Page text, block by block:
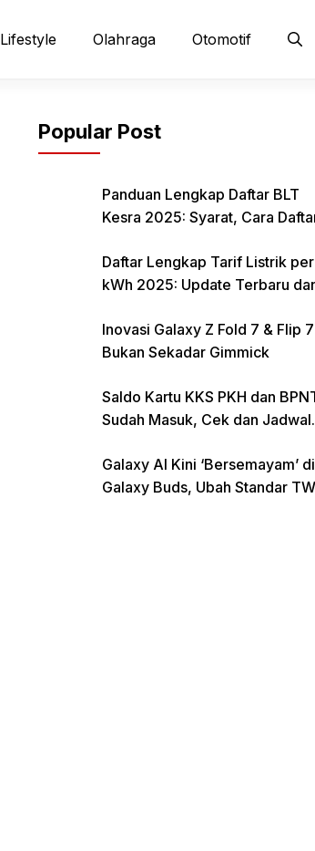
Lifestyle Olahraga Otomotif
Popular Post
Panduan Lengkap Daftar BLT
Kesra 2025: Syarat, Cara
Daftar Lengkap Tarif Listrik per
kWh 2025: Update Terbaru
Inovasi Galaxy Z Fold 7 & Flip 7
Bukan Sekadar Gimmick
Saldo Kartu KKS PKH dan
Sudah Masuk, Cek dan Jadwal
Galaxy AI Kini ‘Bersemayam’ di
Galaxy Buds, Ubah Standar